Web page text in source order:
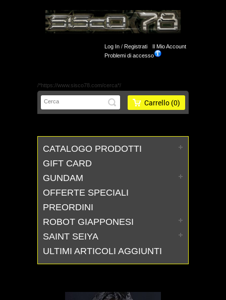
/*https://www.sisco78.com/cerca*/
Log In / Registrati
Il Mio Account
Problemi di accesso
Carrello (0)
CATALOGO PRODOTTI
GIFT CARD
GUNDAM
OFFERTE SPECIALI
PREORDINI
ROBOT GIAPPONESI
SAINT SEIYA
ULTIMI ARTICOLI AGGIUNTI